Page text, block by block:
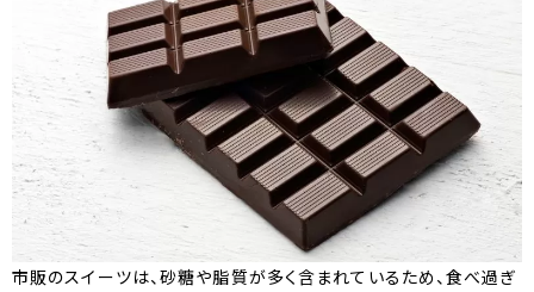
市販のスイーツは、砂糖や脂質が多く含まれているため、食べ過ぎ